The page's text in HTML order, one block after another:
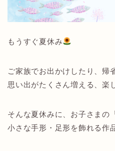
もうすぐ夏休み
ご家族でお出かけしたり、帰
思い出がたくさん増える、楽
そんな夏休みに、お子さまの
小さな手形・足形を飾れる作